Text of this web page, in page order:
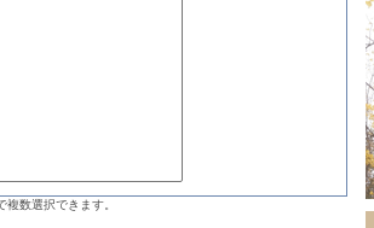
数選択できます。